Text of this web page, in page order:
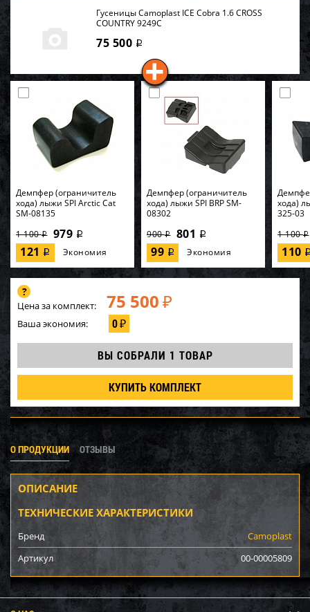
Гусеницы Camoplast ICE Cobra 1.6 CROSS
COUNTRY 9249C
75 500 i
Демпфер (ограничитель
хода) лыжи SPI Arctic Cat
SM-08135
1 100i 979 i
121 i Экономия
Демпфер (ограничитель
хода) лыжи SPI BRP SM-
08302
900i 801 i
99 i Экономия
хода)
325-03
1 100i
110
Цена за комплект: 75 500 ₽
Ваша экономия: 0₽
ВЫ СОБРАЛИ 1 ТОВАР
КУПИТЬ КОМПЛЕКТ
О ПРОДУКЦИИ ОТЗЫВЫ
ОПИСАНИЕ
ТЕХНИЧЕСКИЕ ХАРАКТЕРИСТИКИ
Бренд
Camoplast
Артикул
00-00005809